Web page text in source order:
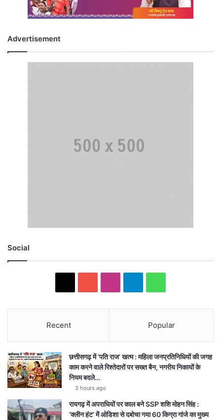
Advertisement
Social
Recent Popular
छत्तीसगढ़ में ‘पति राज’ खत्म : महिला जनप्रतिनिधियों की जगह
काम करने वाले रिश्तेदारों पर सख्त बैन, नगरीय निकायों के
नियम बदले…
3 hours ago
रायगढ़ में अपराधियों पर काल बने SSP शशि मोहन सिंह :
‘क्लीन हंट’ में ओडिशा से दबोचा गया 60 किग्रा गांजे का मुख्य